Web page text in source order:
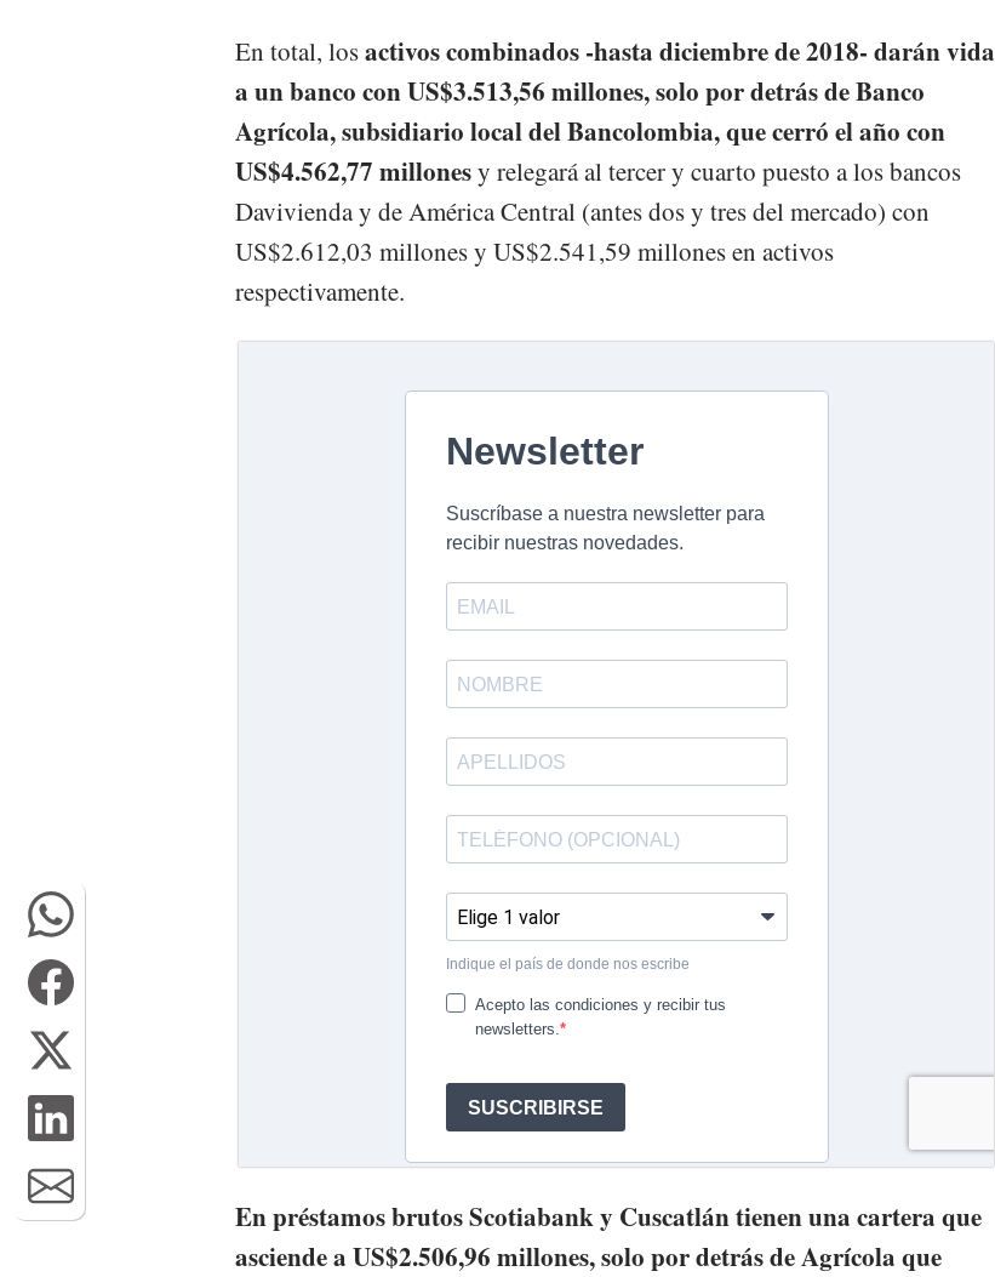
En total, losactivos combinados -hasta diciembre de 2018- darán vida
a un banco con US$3.513,56 millones, solo por detrás de Banco
Agrícola, subsidiario local del Bancolombia, que cerró el año con
US$4.562,77 millonesy relegará al tercer y cuarto puesto a los bancos
Davivienda y de América Central (antes dos y tres del mercado) con
US$2.612,03 millones y US$2.541,59 millones en activos
respectivamente.
En préstamos brutos Scotiabank y Cuscatlán tienen una cartera que
asciende a US$2.506,96 millones, solo por detrás de Agrícola que